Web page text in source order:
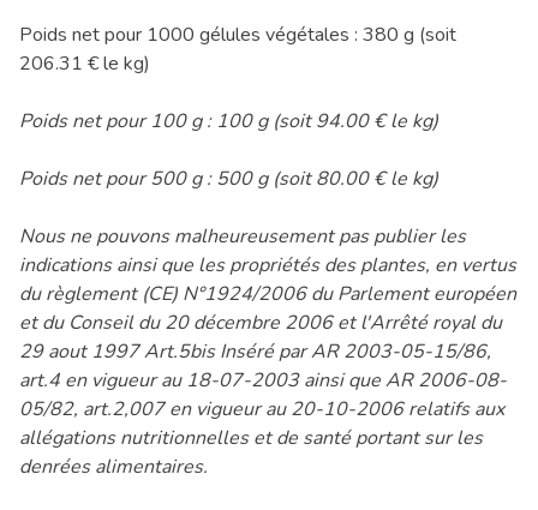
Poids net pour 1000 gélules végétales : 380 g (soit
206.31 € le kg)
Poids net pour 100 g : 100 g (soit 94.00 € le kg)
Poids net pour 500 g : 500 g (soit 80.00 € le kg)
Nous ne pouvons malheureusement pas publier les
indications ainsi que les propriétés des plantes, en vertus
du règlement (CE) N°1924/2006 du Parlement européen
et du Conseil du 20 décembre 2006 et l'Arrêté royal du
29 aout 1997 Art.5bis Inséré par AR 2003-05-15/86,
art.4 en vigueur au 18-07-2003 ainsi que AR 2006-08-
05/82, art.2,007 en vigueur au 20-10-2006 relatifs aux
allégations nutritionnelles et de santé portant sur les
denrées alimentaires.